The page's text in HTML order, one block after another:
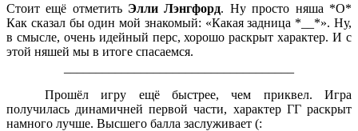
Стоит ещё отметить Элли Лэнгфорд. Ну просто няша *О*
Как сказал бы один мой знакомый: «Какая задница *__*». Ну,
в смысле, очень идейный перс, хорошо раскрыт характер. И с
этой няшей мы в итоге спасаемся.
Прошёл игру ещё быстрее, чем приквел. Игра
получилась динамичней первой части, характер ГГ раскрыт
намного лучше. Высшего балла заслуживает (: